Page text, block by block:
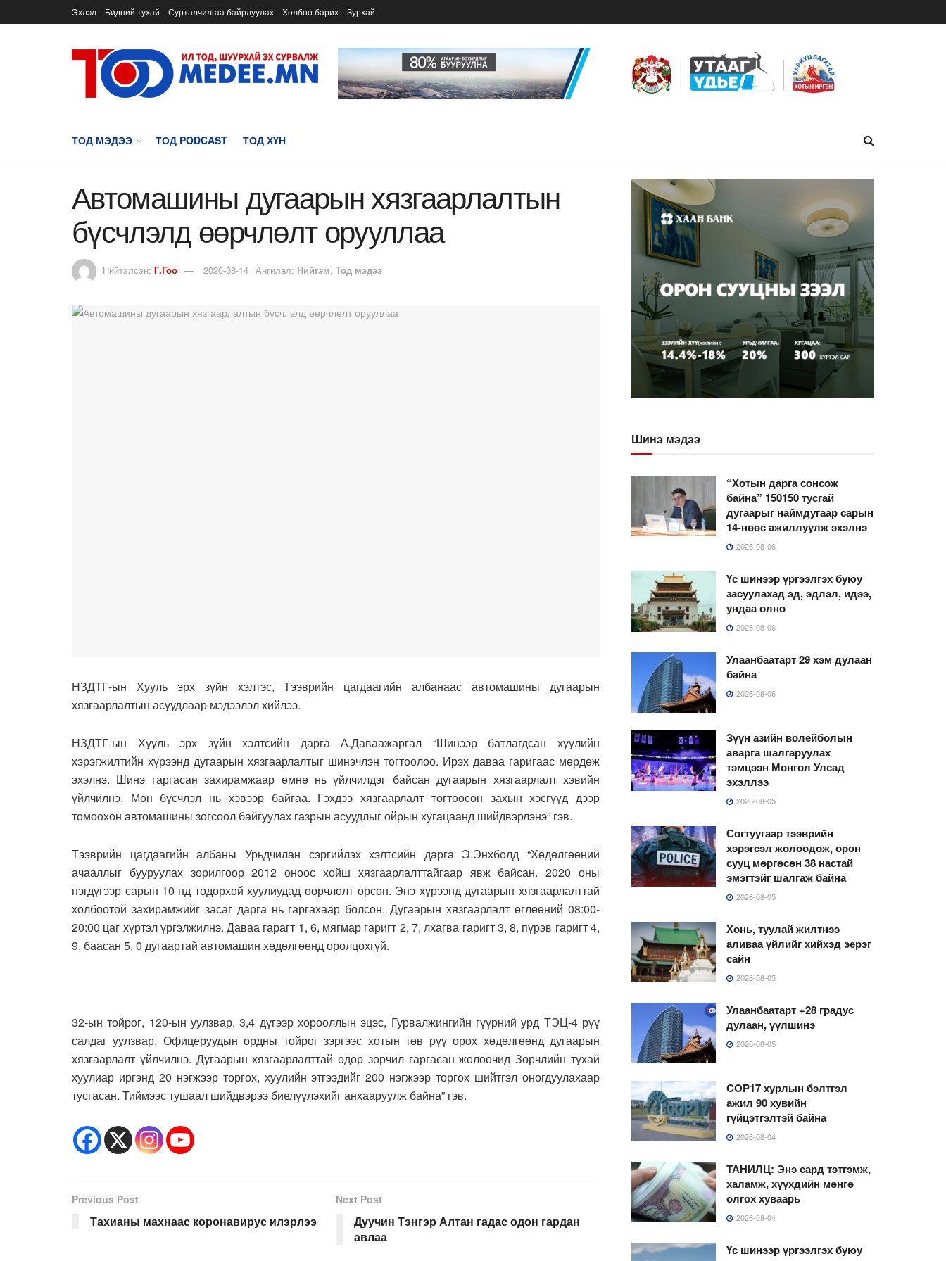
Эхлэл Бидний тухай Сурталчилгаа байрлуулах Холбоо барих Зурхай
ТОД МЭДЭЭ ТОД PODCAST ТОД ХҮН
Автомашины дугаарын хязгаарлалтын
бүсчлэлд өөрчлөлт орууллаа
Нийтэлсэн: Г.Гоо 2020-08-14 Ангилал: Нийгэм, Тод мэдээ
НЗДТГ-ын Хууль эрх зүйн хэлтэс, Тээврийн цагдаагийн албанаас автомашины дугаарын
хязгаарлалтын асуудлаар мэдээлэл хийлээ.
НЗДТГ-ын Хууль эрх зүйн хэлтсийн дарга А.Даваажаргал “Шинээр батлагдсан хуулийн
хэрэгжилтийн хүрээнд дугаарын хязгаарлалтыг шинэчлэн тогтоолоо. Ирэх даваа гаригаас мөрдөж
эхэлнэ. Шинэ гаргасан захирамжаар өмнө нь үйлчилдэг байсан дугаарын хязгаарлалт хэвийн
үйлчилнэ. Мөн бүсчлэл нь хэвээр байгаа. Гэхдээ хязгаарлалт тогтоосон захын хэсгүүд дээр
томоохон автомашины зогсоол байгуулах газрын асуудлыг ойрын хугацаанд шийдвэрлэнэ” гэв.
Тээврийн цагдаагийн албаны Урьдчилан сэргийлэх хэлтсийн дарга Э.Энхболд “Хөдөлгөөний
ачааллыг бууруулах зорилгоор 2012 оноос хойш хязгаарлалттайгаар явж байсан. 2020 оны
нэгдүгээр сарын 10-нд тодорхой хуулиудад өөрчлөлт орсон. Энэ хүрээнд дугаарын хязгаарлалттай
холбоотой захирамжийг засаг дарга нь гаргахаар болсон. Дугаарын хязгаарлалт өглөөний 08:00-
20:00 цаг хүртэл үргэлжилнэ. Даваа гарагт 1, 6, мягмар гаригт 2, 7, лхагва гаригт 3, 8, пүрэв гаригт 4,
9, баасан 5, 0 дугаартай автомашин хөдөлгөөнд оролцохгүй.
32-ын тойрог, 120-ын уулзвар, 3,4 дүгээр хорооллын эцэс, Гурвалжингийн гүүрний урд ТЭЦ-4 рүү
салдаг уулзвар, Офицеруудын ордны тойрог зэргээс хотын төв рүү орох хөдөлгөөнд дугаарын
хязгаарлалт үйлчилнэ. Дугаарын хязгаарлалттай өдөр зөрчил гаргасан жолоочид Зөрчлийн тухай
хуулиар иргэнд 20 нэгжээр торгох, хуулийн этгээдийг 200 нэгжээр торгох шийтгэл оногдуулахаар
тусгасан. Тиймээс тушаал шийдвэрээ биелүүлэхийг анхааруулж байна” гэв.
Previous Post
Тахианы махнаас коронавирус илэрлээ
Next Post
Дуучин Тэнгэр Алтан гадас одон гардан
авлаа
Шинэ мэдээ
“Хотын дарга сонсож
байна” 150150 тусгай
дугаарыг наймдугаар сарын
14-нөөс ажиллуулж эхэлнэ
2026-08-06
Үс шинээр үргээлгэх буюу
засуулахад эд, эдлэл, идээ,
ундаа олно
2026-08-06
Улаанбаатарт 29 хэм дулаан
байна
2026-08-06
Зүүн азийн волейболын
аварга шалгаруулах
тэмцээн Монгол Улсад
эхэллээ
2026-08-05
Согтуугаар тээврийн
хэрэгсэл жолоодож, орон
сууц мөргөсөн 38 настай
эмэгтэйг шалгаж байна
2026-08-05
Хонь, туулай жилтнээ
аливаа үйлийг хийхэд эерэг
сайн
2026-08-05
Улаанбаатарт +28 градус
дулаан, үүлшинэ
2026-08-05
COP17 хурлын бэлтгэл
ажил 90 хувийн
гүйцэтгэлтэй байна
2026-08-04
ТАНИЛЦ: Энэ сард тэтгэмж,
халамж, хүүхдийн мөнгө
олгох хуваарь
2026-08-04
Үс шинээр үргээлгэх буюу